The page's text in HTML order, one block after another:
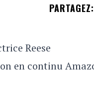
PARTAGEZ:
Reese
en continu